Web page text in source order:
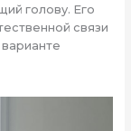
голову. Его
связи